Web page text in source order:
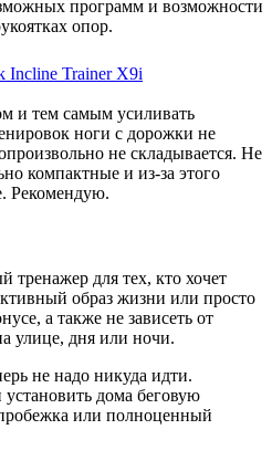
программ и возможности
опор.
Incline Trainer X9i
и тем самым усиливать
ноги с дорожки не
не складывается. Не
компактные и из-за этого
Рекомендую.
тренажер для тех, кто хочет
образ жизни или просто
а также не зависеть от
улице, дня или ночи.
не надо никуда идти.
дома беговую
или полноценный